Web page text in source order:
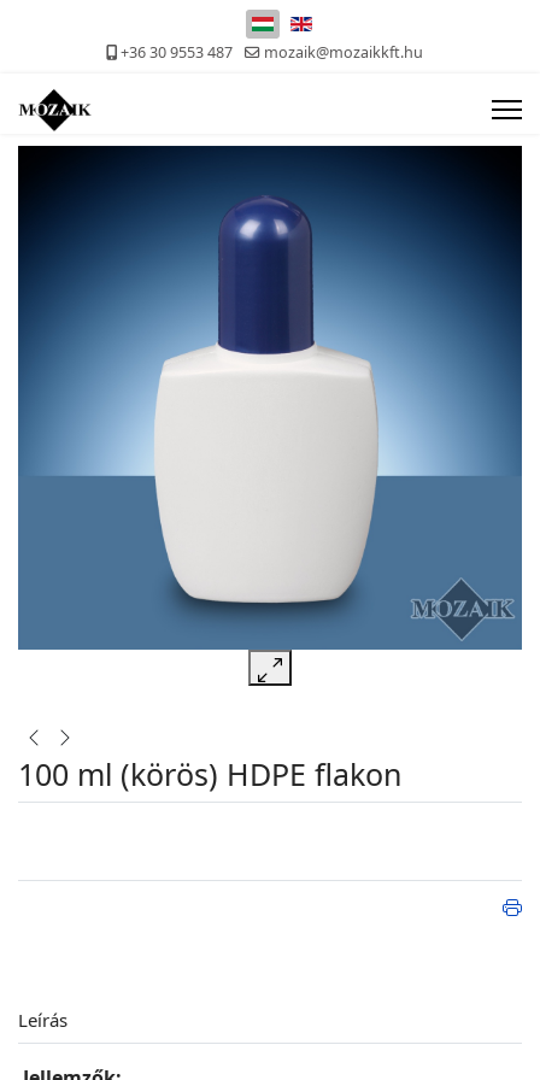
Válasszon nyelvet
+36 30 9553 487 mozaik@mozaikkft.hu
100 ml (körös) HDPE flakon
Leírás